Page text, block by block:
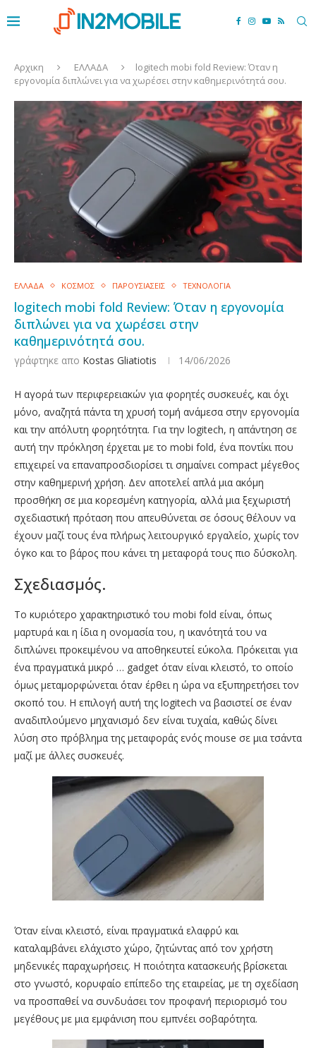
Αρχικη ΕΛΛΑΔΑ
logitech mobi fold Review: Όταν η
εργονομία διπλώνει για να χωρέσει στην καθημερινότητά σου.
ΕΛΛΑΔΑ ΚΟΣΜΟΣ ΠΑΡΟΥΣΙΑΣΕΙΣ ΤΕΧΝΟΛΟΓΙΑ
logitech mobi fold Review: Όταν η εργονομία
διπλώνει για να χωρέσει στην
καθημερινότητά σου.
γράφτηκε απο Kostas Gliatiotis 14/06/2026
Η αγορά των περιφερειακών για φορητές συσκευές, και όχι
μόνο, αναζητά πάντα τη χρυσή τομή ανάμεσα στην εργονομία
και την απόλυτη φορητότητα. Για την logitech, η απάντηση σε
αυτή την πρόκληση έρχεται με το mobi fold, ένα ποντίκι που
επιχειρεί να επαναπροσδιορίσει τι σημαίνει compact μέγεθος
στην καθημερινή χρήση. Δεν αποτελεί απλά μια ακόμη
προσθήκη σε μια κορεσμένη κατηγορία, αλλά μια ξεχωριστή
σχεδιαστική πρόταση που απευθύνεται σε όσους θέλουν να
έχουν μαζί τους ένα πλήρως λειτουργικό εργαλείο, χωρίς τον
όγκο και το βάρος που κάνει τη μεταφορά τους πιο δύσκολη.
Σχεδιασμός.
Το κυριότερο χαρακτηριστικό του mobi fold είναι, όπως
μαρτυρά και η ίδια η ονομασία του, η ικανότητά του να
διπλώνει προκειμένου να αποθηκευτεί εύκολα. Πρόκειται για
ένα πραγματικά μικρό … gadget όταν είναι κλειστό, το οποίο
όμως μεταμορφώνεται όταν έρθει η ώρα να εξυπηρετήσει τον
σκοπό του. Η επιλογή αυτή της logitech να βασιστεί σε έναν
αναδιπλούμενο μηχανισμό δεν είναι τυχαία, καθώς δίνει
λύση στο πρόβλημα της μεταφοράς ενός mouse σε μια τσάντα
μαζί με άλλες συσκευές.
Όταν είναι κλειστό, είναι πραγματικά ελαφρύ και
καταλαμβάνει ελάχιστο χώρο, ζητώντας από τον χρήστη
μηδενικές παραχωρήσεις. Η ποιότητα κατασκευής βρίσκεται
στο γνωστό, κορυφαίο επίπεδο της εταιρείας, με τη σχεδίαση
να προσπαθεί να συνδυάσει τον προφανή περιορισμό του
μεγέθους με μια εμφάνιση που εμπνέει σοβαρότητα.